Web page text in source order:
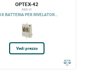
OPTEX-42
RBB-01
BATTERIA PER RIVELATOR...
Vedi prezzo